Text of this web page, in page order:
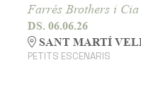
Farrés Brothers i Cia
DS. 06.06.26
SANT MARTÍ
PETITS ESCENARIS